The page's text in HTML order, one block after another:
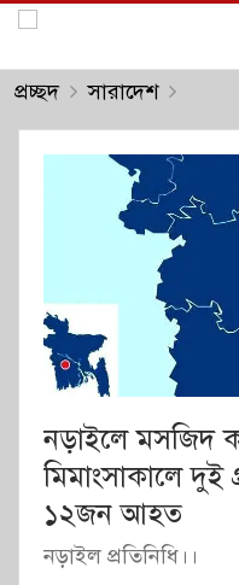
প্রচ্ছদ সারাদেশ
নড়াইলে মসজিদ
মিমাংসাকালে দুই
১২জন আহত
নড়াইল প্রতিনিধি।।